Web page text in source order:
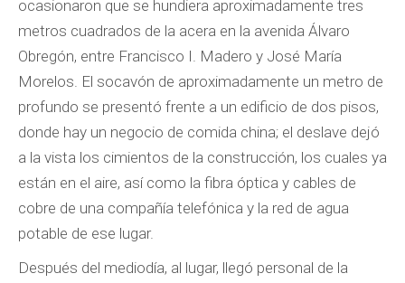
ocasionaron que se hundiera aproximadamente tres
metros cuadrados de la acera en la avenida Álvaro
Obregón, entre Francisco I. Madero y José María
Morelos. El socavón de aproximadamente un metro de
profundo se presentó frente a un edificio de dos pisos,
donde hay un negocio de comida china; el deslave dejó
a la vista los cimientos de la construcción, los cuales ya
están en el aire, así como la fibra óptica y cables de
cobre de una compañía telefónica y la red de agua
potable de ese lugar.
Después del mediodía, al lugar, llegó personal de la